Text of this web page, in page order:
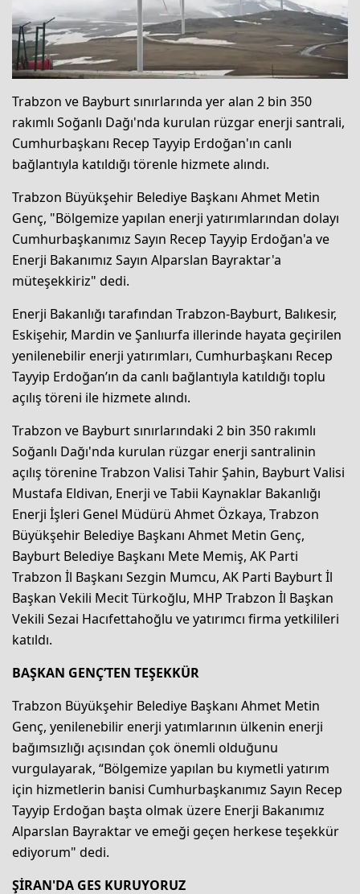
Trabzon ve Bayburt sınırlarında yer alan 2 bin 350
rakımlı Soğanlı Dağı'nda kurulan rüzgar enerji santrali,
Cumhurbaşkanı Recep Tayyip Erdoğan'ın canlı
bağlantıyla katıldığı törenle hizmete alındı.
Trabzon Büyükşehir Belediye Başkanı Ahmet Metin
Genç, "Bölgemize yapılan enerji yatırımlarından dolayı
Cumhurbaşkanımız Sayın Recep Tayyip Erdoğan'a ve
Enerji Bakanımız Sayın Alparslan Bayraktar'a
müteşekkiriz" dedi.
Enerji Bakanlığı tarafından Trabzon-Bayburt, Balıkesir,
Eskişehir, Mardin ve Şanlıurfa illerinde hayata geçirilen
yenilenebilir enerji yatırımları, Cumhurbaşkanı Recep
Tayyip Erdoğan’ın da canlı bağlantıyla katıldığı toplu
açılış töreni ile hizmete alındı.
Trabzon ve Bayburt sınırlarındaki 2 bin 350 rakımlı
Soğanlı Dağı'nda kurulan rüzgar enerji santralinin
açılış törenine Trabzon Valisi Tahir Şahin, Bayburt Valisi
Mustafa Eldivan, Enerji ve Tabii Kaynaklar Bakanlığı
Enerji İşleri Genel Müdürü Ahmet Özkaya, Trabzon
Büyükşehir Belediye Başkanı Ahmet Metin Genç,
Bayburt Belediye Başkanı Mete Memiş, AK Parti
Trabzon İl Başkanı Sezgin Mumcu, AK Parti Bayburt İl
Başkan Vekili Mecit Türkoğlu, MHP Trabzon İl Başkan
Vekili Sezai Hacıfettahoğlu ve yatırımcı firma yetkilileri
katıldı.
BAŞKAN GENÇ’TEN TEŞEKKÜR
Trabzon Büyükşehir Belediye Başkanı Ahmet Metin
Genç, yenilenebilir enerji yatımlarının ülkenin enerji
bağımsızlığı açısından çok önemli olduğunu
vurgulayarak, “Bölgemize yapılan bu kıymetli yatırım
için hizmetlerin banisi Cumhurbaşkanımız Sayın Recep
Tayyip Erdoğan başta olmak üzere Enerji Bakanımız
Alparslan Bayraktar ve emeği geçen herkese teşekkür
ediyorum" dedi.
ŞİRAN'DA GES KURUYORUZ